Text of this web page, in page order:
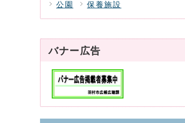
公園 保養施設
バナー広告